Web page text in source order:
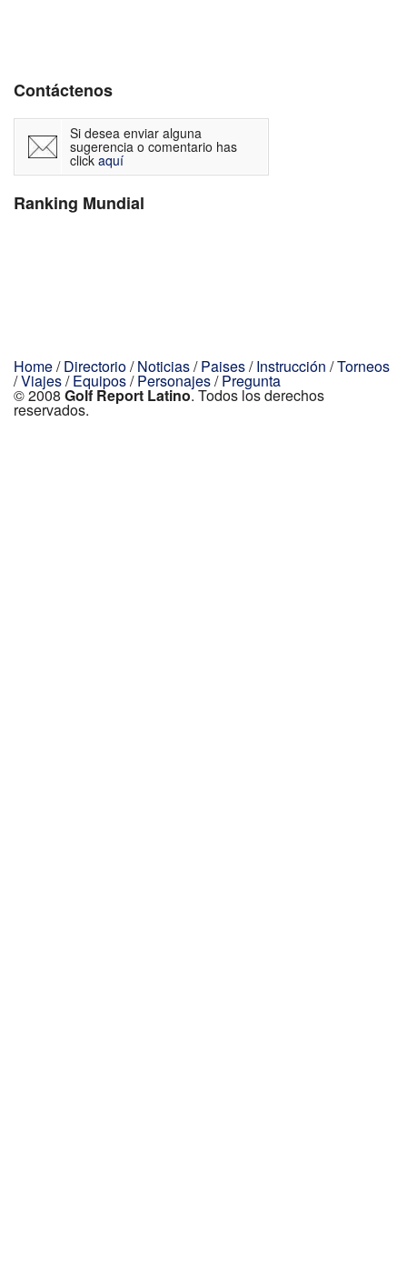
Contáctenos
Si desea enviar alguna
sugerencia o comentario has
click aquí
Ranking Mundial
Home/Directorio/Noticias/Paises/Instrucción /Torneos
/Viajes/Equipos/Personajes/Pregunta
© 2008 Golf Report Latino. Todos los derechos
reservados.